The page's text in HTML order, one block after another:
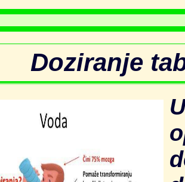
Doziranje